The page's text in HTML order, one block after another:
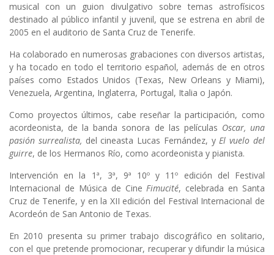
musical con un guion divulgativo sobre temas astrofísicos
destinado al público infantil y juvenil, que se estrena en abril de
2005 en el auditorio de Santa Cruz de Tenerife.
Ha colaborado en numerosas grabaciones con diversos artistas,
y ha tocado en todo el territorio español, además de en otros
países como Estados Unidos (Texas, New Orleans y Miami),
Venezuela, Argentina, Inglaterra, Portugal, Italia o Japón.
Como proyectos últimos, cabe reseñar la participación, como
acordeonista, de la banda sonora de las películas Oscar, una
pasión surrealista, del cineasta Lucas Fernández, yEl vuelo del
guirre, de los Hermanos Río, como acordeonista y pianista.
Intervención en la 1ª, 3ª, 9ª 10º y 11º edición del Festival
Internacional de Música de CineFimucité, celebrada en Santa
Cruz de Tenerife, y en la XII edición del Festival Internacional de
Acordeón de San Antonio de Texas.
En 2010 presenta su primer trabajo discográfico en solitario,
con el que pretende promocionar, recuperar y difundir la música